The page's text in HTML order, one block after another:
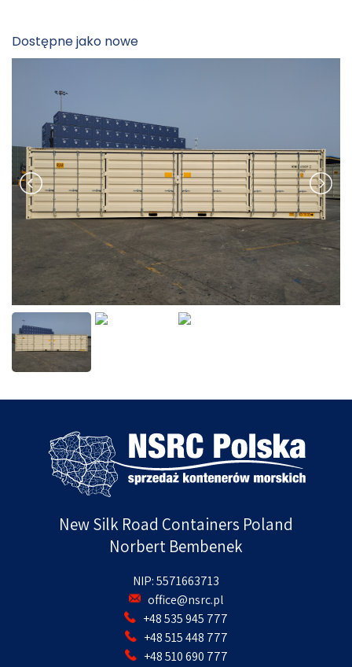
Dostępne jako nowe
New Silk Road Containers Poland
Norbert Bembenek
NIP: 5571663713
office@nsrc.pl
+48 535 945 777
+48 515 448 777
+48 510 690 777